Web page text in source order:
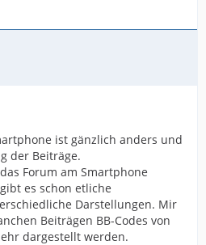
ist gänzlich anders und
der Beiträge.
Forum am Smartphone
es schon etliche
Darstellungen. Mir
Beiträgen BB-Codes von
dargestellt werden.